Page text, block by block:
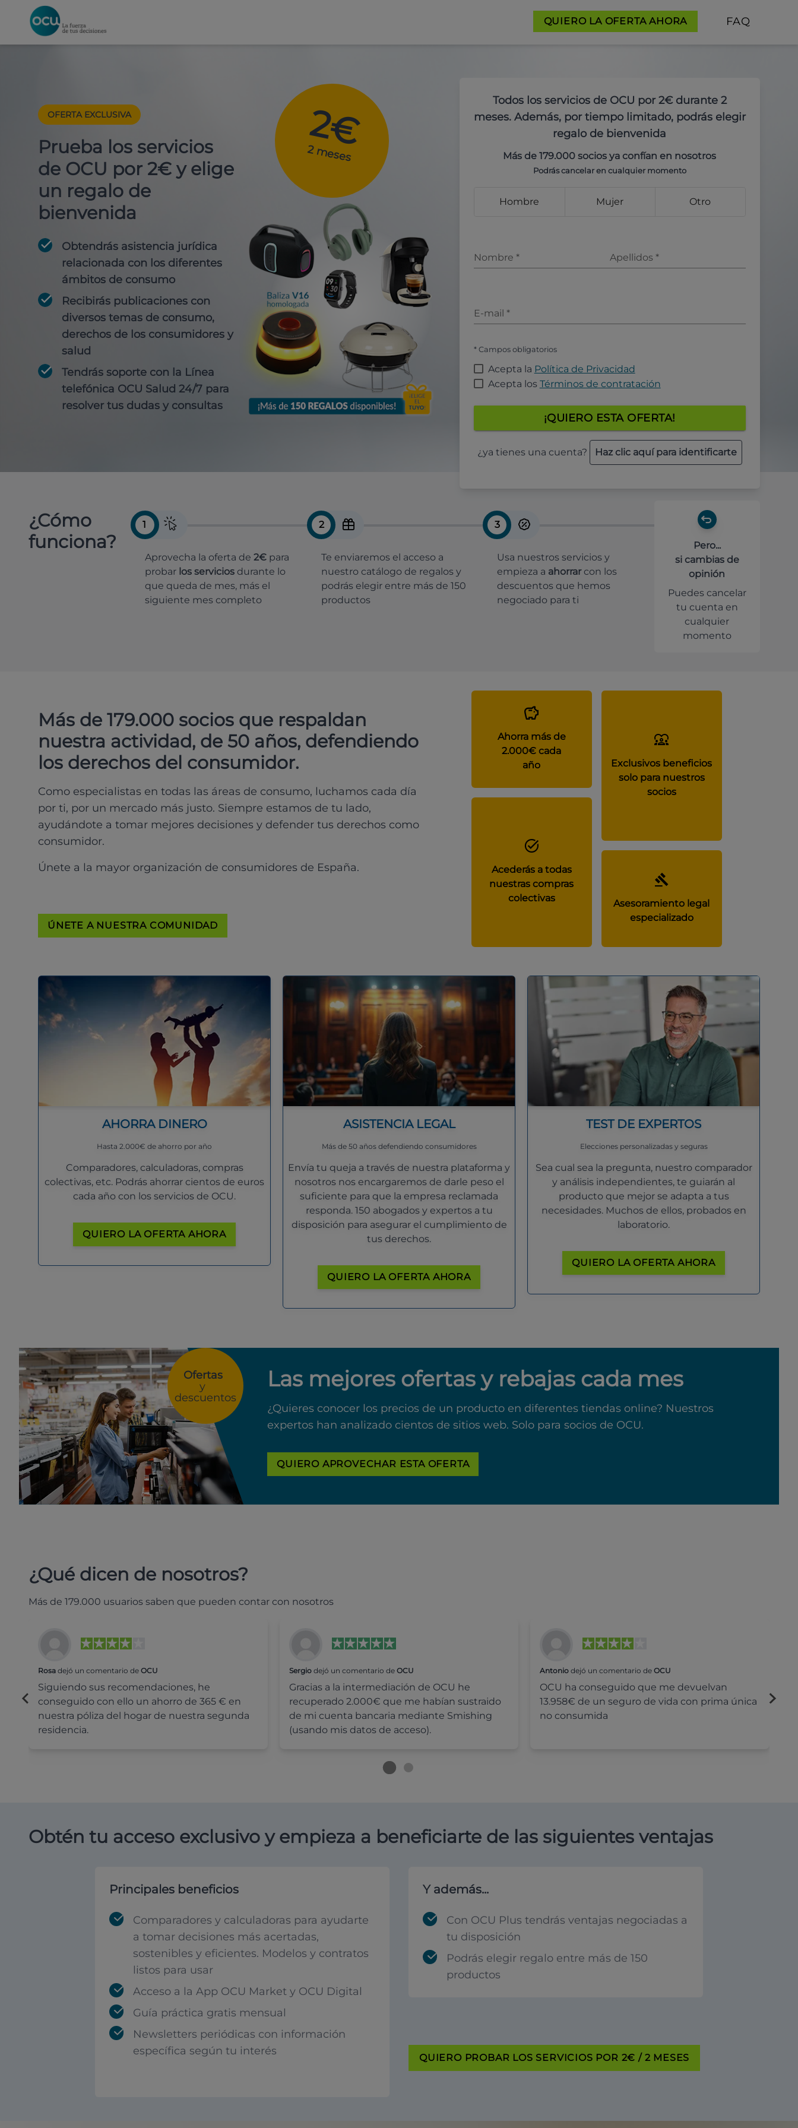
QUIERO LA OFERTA AHORA FAQ
OFERTA EXCLUSIVA
Prueba los servicios
de OCU por 2€ y elige
un regalo de
bienvenida
Obtendrás asistencia jurídica
relacionada con los diferentes
ámbitos de consumo
Recibirás publicaciones con
diversos temas de consumo,
derechos de los consumidores y
salud
Tendrás soporte con la Línea
telefónica OCU Salud 24/7 para
resolver tus dudas y consultas
2€
2 meses
Todos los servicios de OCU por 2€ durante 2
meses. Además, por tiempo limitado, podrás elegir
regalo de bienvenida
Más de 179.000 socios ya confían en nosotros
Podrás cancelar en cualquier momento
Hombre Mujer Otro
Nombre * Apellidos *
E-mail *
* Campos obligatorios
Acepta la Política de Privacidad
Acepta los Términos de contratación
¡QUIERO ESTA OFERTA!
¿ya tienes una cuenta? Haz clic aquí para identificarte
¿Cómo
funciona?
1
Aprovecha la oferta de 2€ para
probar los servicios durante lo
que queda de mes, más el
siguiente mes completo
2
Te enviaremos el acceso a
nuestro catálogo de regalos y
podrás elegir entre más de 150
productos
3
Usa nuestros servicios y
empieza a ahorrar con los
descuentos que hemos
negociado para ti
Pero...
si cambias de
opinión
Puedes cancelar
tu cuenta en
cualquier
momento
Más de 179.000 socios que respaldan
nuestra actividad, de 50 años, defendiendo
los derechos del consumidor.
Como especialistas en todas las áreas de consumo, luchamos cada día
por ti, por un mercado más justo. Siempre estamos de tu lado,
ayudándote a tomar mejores decisiones y defender tus derechos como
consumidor.
Únete a la mayor organización de consumidores de España.
ÚNETE A NUESTRA COMUNIDAD
Ahorra más de
2.000€ cada
año
Exclusivos beneficios
solo para nuestros
socios
Acederás a todas
nuestras compras
colectivas
Asesoramiento legal
especializado
AHORRA DINERO
Hasta 2.000€ de ahorro por año
Comparadores, calculadoras, compras
colectivas, etc. Podrás ahorrar cientos de euros
cada año con los servicios de OCU.
QUIERO LA OFERTA AHORA
ASISTENCIA LEGAL
Más de 50 años defendiendo consumidores
Envía tu queja a través de nuestra plataforma y
nosotros nos encargaremos de darle peso el
suficiente para que la empresa reclamada
responda. 150 abogados y expertos a tu
disposición para asegurar el cumplimiento de
tus derechos.
QUIERO LA OFERTA AHORA
TEST DE EXPERTOS
Elecciones personalizadas y seguras
Sea cual sea la pregunta, nuestro comparador
y análisis independientes, te guiarán al
producto que mejor se adapta a tus
necesidades. Muchos de ellos, probados en
laboratorio.
QUIERO LA OFERTA AHORA
Ofertas
y
descuentos
Las mejores ofertas y rebajas cada mes
¿Quieres conocer los precios de un producto en diferentes tiendas online? Nuestros
expertos han analizado cientos de sitios web. Solo para socios de OCU.
QUIERO APROVECHAR ESTA OFERTA
¿Qué dicen de nosotros?
Más de 179.000 usuarios saben que pueden contar con nosotros
Rosa dejó un comentario de OCU
Siguiendo sus recomendaciones, he
conseguido con ello un ahorro de 365 € en
nuestra póliza del hogar de nuestra segunda
residencia.
Sergiodejó un comentario de OCU
Gracias a la intermediación de OCU he
recuperado 2.000€ que me habían sustraido
de mi cuenta bancaria mediante Smishing
(usando mis datos de acceso).
Antonio dejó un comentario deOCU
OCU ha conseguido que me devuelvan
13.958€ de un seguro de vida con prima única
no consumida
Obtén tu acceso exclusivo y empieza a beneficiarte de las siguientes ventajas
Principales beneficios
Comparadores y calculadoras para ayudarte
a tomar decisiones más acertadas,
sostenibles y eficientes. Modelos y contratos
listos para usar
Acceso a la App OCU Market y OCU Digital
Guía práctica gratis mensual
Newsletters periódicas con información
específica según tu interés
Y además...
Con OCU Plus tendrás ventajas negociadas a
tu disposición
Podrás elegir regalo entre más de 150
productos
QUIERO PROBAR LOS SERVICIOS POR 2€ / 2 MESES